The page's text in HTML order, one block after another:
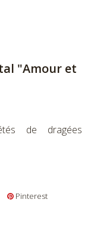
"Amour et
de dragées
Pinterest